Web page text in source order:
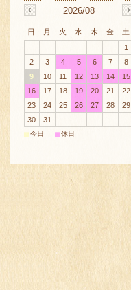
2026/08
日 月 火 水 木 金
土
1
2
3 4 5 6 7
8
9
10 11 12 13 14
15
16
17 18 19 20 21
22
23
24 25 26 27 28
29
30
31
■今日 ■休日